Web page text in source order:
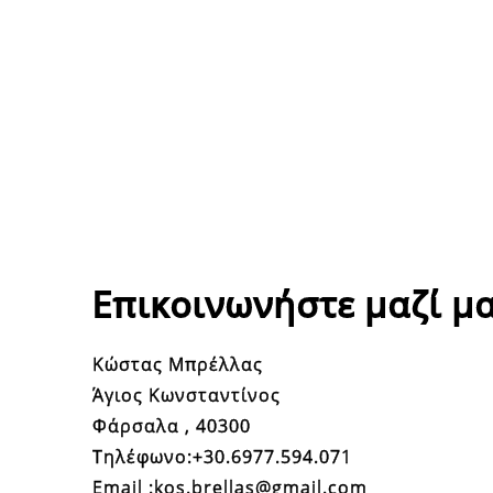
Επικοινωνήστε μαζί
Κώστας Μπρέλλας
Άγιος Κωνσταντίνος
Φάρσαλα , 40300
Τηλέφωνο:+30.6977.594.071
Email :kos.brellas@gmail.com